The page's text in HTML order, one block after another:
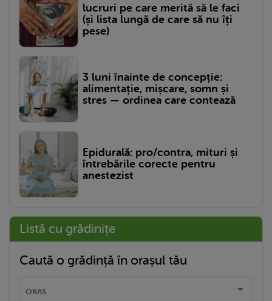
lucruri pe care merită să le faci
(și lista lungă de care să nu îți
pese)
3 luni înainte de concepție:
alimentație, mișcare, somn și
stres — ordinea care contează
Epidurală: pro/contra, mituri și
întrebările corecte pentru
anestezist
Listă cu grădinițe
Caută o grădință în orașul tău